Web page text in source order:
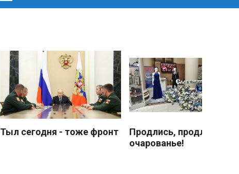
Тыл сегодня - тоже фронт
Продлись, продлись
очарованье!